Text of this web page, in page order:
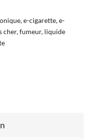
,e-cigarette,e-
cher,fumeur, liquide